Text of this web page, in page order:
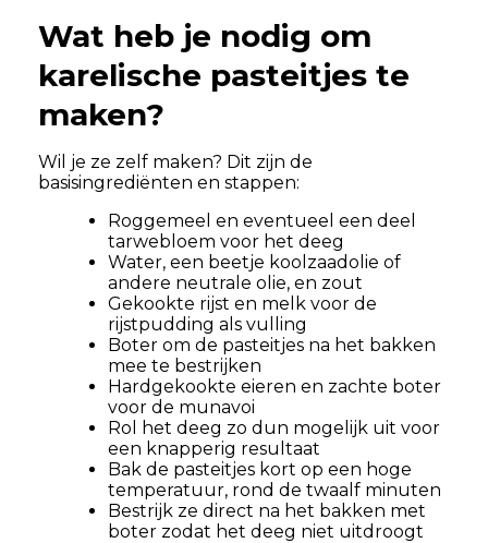
Wat heb je nodig om
karelische pasteitjes te
maken?
Wil je ze zelf maken? Dit zijn de
basisingrediënten en stappen:
Roggemeel en eventueel een deel
tarwebloem voor het deeg
Water, een beetje koolzaadolie of
andere neutrale olie, en zout
Gekookte rijst en melk voor de
rijstpudding als vulling
Boter om de pasteitjes na het bakken
mee te bestrijken
Hardgekookte eieren en zachte boter
voor de munavoi
Rol het deeg zo dun mogelijk uit voor
een knapperig resultaat
Bak de pasteitjes kort op een hoge
temperatuur, rond de twaalf minuten
Bestrijk ze direct na het bakken met
boter zodat het deeg niet uitdroogt